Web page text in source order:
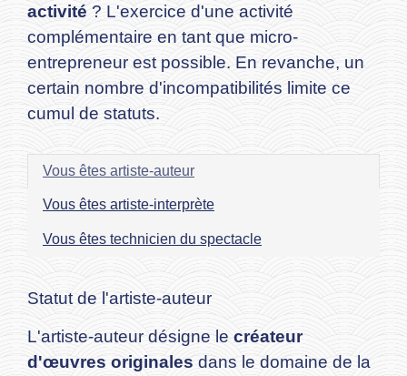
activité ? L'exercice d'une activité
complémentaire en tant que micro-
entrepreneur est possible. En revanche, un
certain nombre d'incompatibilités limite ce
cumul de statuts.
Vous êtes artiste-auteur
Vous êtes artiste-interprète
Vous êtes technicien du spectacle
Statut de l'artiste-auteur
L'artiste-auteur désigne le créateur
d'œuvres originales dans le domaine de la